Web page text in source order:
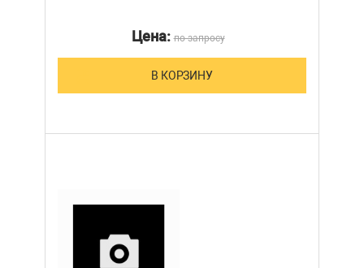
Цена:по запросу
В КОРЗИНУ